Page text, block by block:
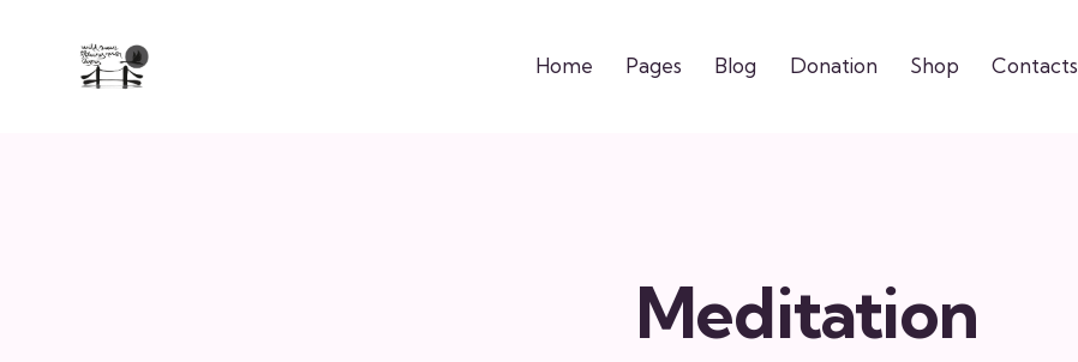
Home Pages Blog Donation Shop Contacts
Meditation